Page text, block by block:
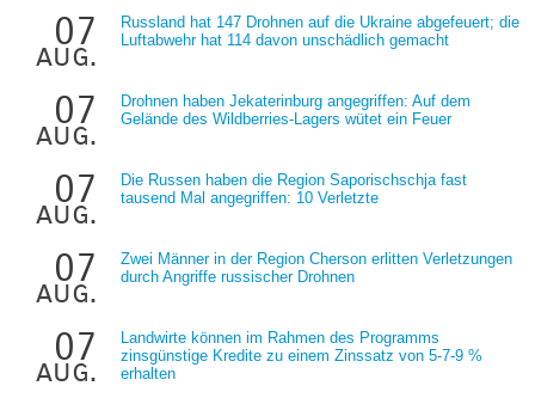
07
aug.
Russland hat 147 Drohnen auf die Ukraine abgefeuert; die
Luftabwehr hat 114 davon unschädlich gemacht
07
aug.
Drohnen haben Jekaterinburg angegriffen: Auf dem
Gelände des Wildberries-Lagers wütet ein Feuer
07
aug.
Die Russen haben die Region Saporischschja fast
tausend Mal angegriffen: 10 Verletzte
07
aug.
Zwei Männer in der Region Cherson erlitten Verletzungen
durch Angriffe russischer Drohnen
07
aug.
Landwirte können im Rahmen des Programms
zinsgünstige Kredite zu einem Zinssatz von 5-7-9 %
erhalten